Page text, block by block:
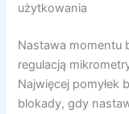
użytkowania
Nastawa momentu
regulacją
Najwięcej pomyłek
blokady, gdy